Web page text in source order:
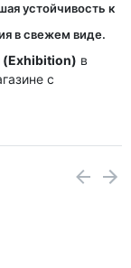
устойчивость к
в свежем виде.
в
с